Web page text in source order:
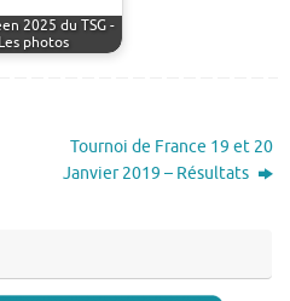
2025 du TSG -
Les photos
Tournoi de France 19 et 20
Janvier 2019 – Résultats